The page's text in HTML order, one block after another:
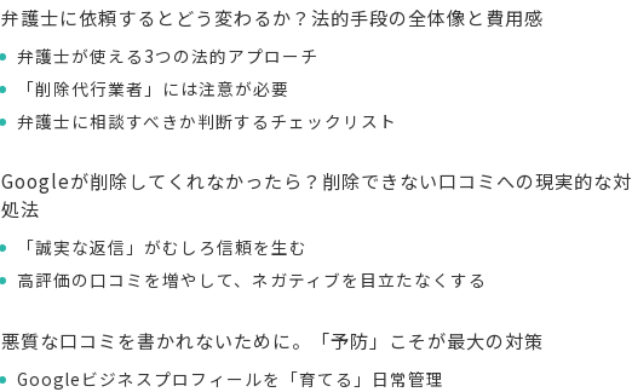
弁護士に依頼するとどう変わるか？法的手段の全体像と費用感
弁護士が使える3つの法的アプローチ
「削除代行業者」には注意が必要
弁護士に相談すべきか判断するチェックリスト
Googleが削除してくれなかったら？削除できない口コミへの現実的な対
処法
「誠実な返信」がむしろ信頼を生む
高評価の口コミを増やして、ネガティブを目立たなくする
悪質な口コミを書かれないために。「予防」こそが最大の対策
Googleビジネスプロフィールを「育てる」日常管理